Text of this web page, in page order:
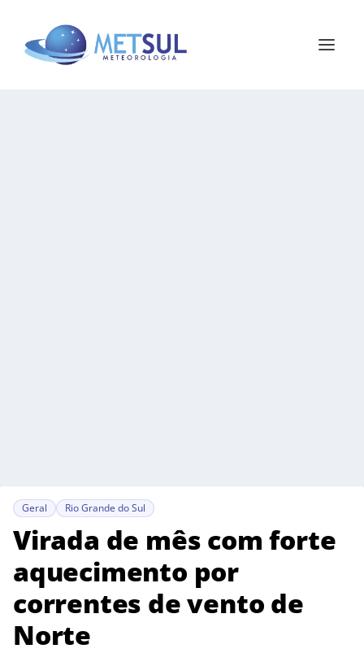
Geral Rio Grande do Sul
Virada de mês com forte
aquecimento por
correntes de vento de
Norte